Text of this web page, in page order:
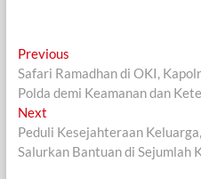
Navigasi
pos
PreviousPrevious
post:
Safari Ramadhan di OKI,
Polda demi Keamanan dan
NextNext
post:
Peduli Kesejahteraan
Salurkan Bantuan di Sejumlah